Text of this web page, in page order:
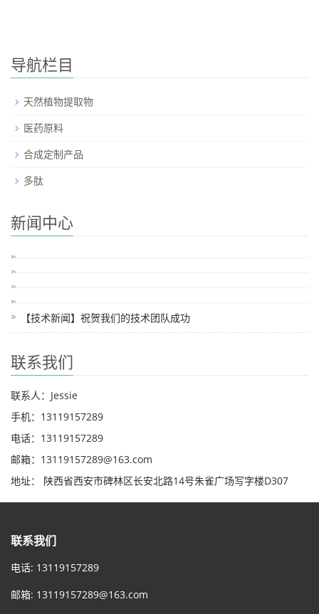
导航栏目
天然植物提取物
医药原料
合成定制产品
多肽
新闻中心
【技术新闻】祝贺我们的技术团队成功
联系我们
联系人：Jessie
手机：13119157289
电话：13119157289
邮箱：13119157289@163.com
地址： 陕西省西安市碑林区长安北路14号朱雀广场写字楼D307
联系我们
电话: 13119157289
邮箱: 13119157289@163.com